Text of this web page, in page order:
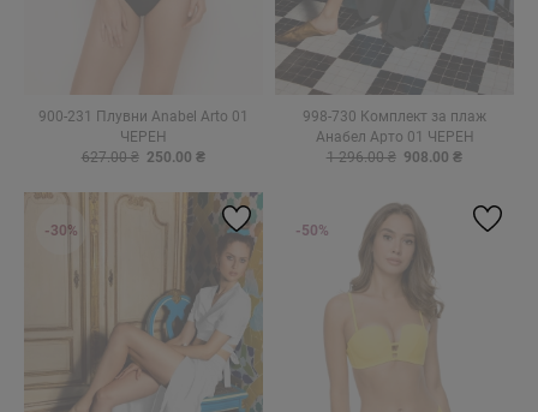
900-231 Плувни Anabel Arto 01
ЧЕРЕН
627.00 ₴ 250.00 ₴
998-730 Комплект за плаж
Анабел Арто 01 ЧЕРЕН
1 296.00 ₴ 908.00 ₴
-30% -50%